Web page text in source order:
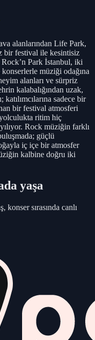
alanlarından Life Park,
bir festival ile kesintisiz
Park İstanbul, iki
müziği odağına
alanları ve sürpriz
kalabalığından uzak,
sadece bir
bir festival atmosferi
ritim hiç
Rock müziğin farklı
güçlü
iç içe bir atmosfer
kalbine doğru iki
yaşa
konser sırasında canlı